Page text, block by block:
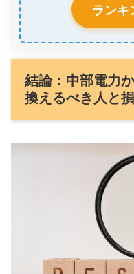
ランキ
結論：中部電力
換えるべき人と